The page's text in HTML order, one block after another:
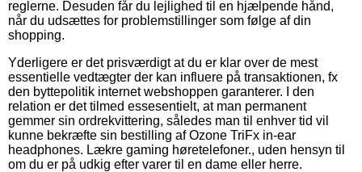
reglerne. Desuden får du lejlighed til en hjælpende hånd,
når du udsættes for problemstillinger som følge af din
shopping.
Yderligere er det prisværdigt at du er klar over de mest
essentielle vedtægter der kan influere på transaktionen, fx
den byttepolitik internet webshoppen garanterer. I den
relation er det tilmed essesentielt, at man permanent
gemmer sin ordrekvittering, således man til enhver tid vil
kunne bekræfte sin bestilling af Ozone TriFx in-ear
headphones. Lækre gaming høretelefoner., uden hensyn til
om du er på udkig efter varer til en dame eller herre.